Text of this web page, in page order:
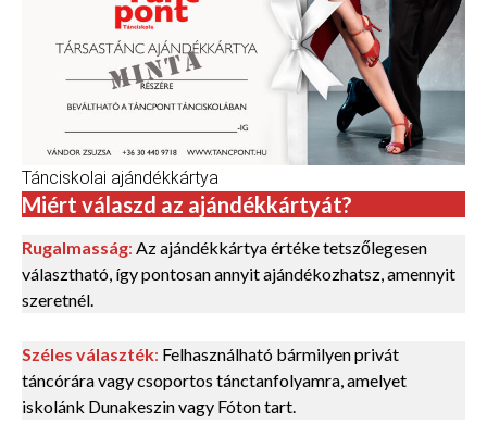
Tánciskolai ajándékkártya
Miért válaszd az ajándékkártyát?
Rugalmasság: Az ajándékkártya értéke tetszőlegesen
választható, így pontosan annyit ajándékozhatsz, amennyit
szeretnél.
Széles választék: Felhasználható bármilyen privát
táncórára vagy csoportos tánctanfolyamra, amelyet
iskolánk Dunakeszin vagy Fóton tart.